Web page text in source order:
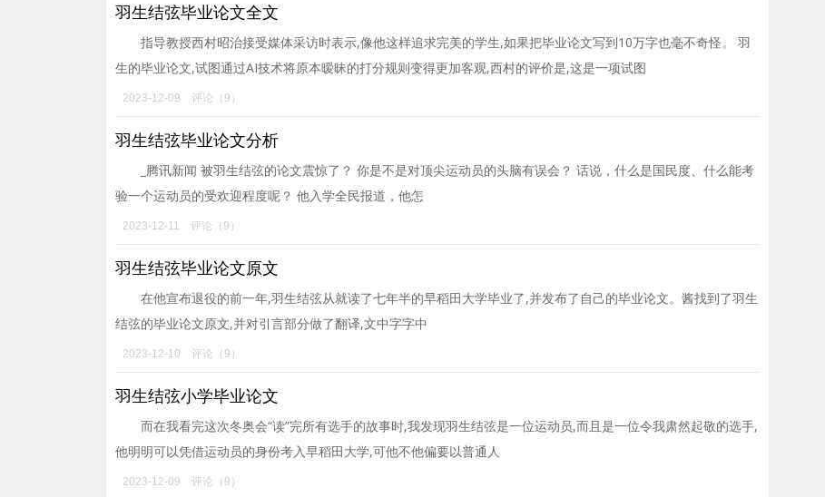
羽生结弦毕业论文全文
指导教授西村昭治接受媒体采访时表示,像他这样追求完美的学生,如果把毕业论文写到10万字也毫不奇怪。 羽
生的毕业论文,试图通过AI技术将原本暧昧的打分规则变得更加客观,西村的评价是,这是一项试图
2023-12-09 评论（9）
羽生结弦毕业论文分析
_腾讯新闻 被羽生结弦的论文震惊了？ 你是不是对顶尖运动员的头脑有误会？ 话说，什么是国民度、什么能考
验一个运动员的受欢迎程度呢？ 他入学全民报道，他怎
2023-12-11 评论（9）
羽生结弦毕业论文原文
在他宣布退役的前一年,羽生结弦从就读了七年半的早稻田大学毕业了,并发布了自己的毕业论文。酱找到了羽生
结弦的毕业论文原文,并对引言部分做了翻译,文中字字中
2023-12-10 评论（9）
羽生结弦小学毕业论文
而在我看完这次冬奥会“读”完所有选手的故事时,我发现羽生结弦是一位运动员,而且是一位令我肃然起敬的选手,
他明明可以凭借运动员的身份考入早稻田大学,可他不他偏要以普通人
2023-12-09 评论（9）